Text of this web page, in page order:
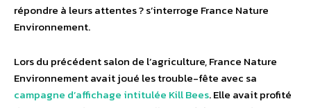
répondre à leurs attentes ? s’interroge France Nature
Environnement.
Lors du précédent salon de l’agriculture, France Nature
Environnement avait joué les trouble-fête avec sa
campagne d’affichage intitulée Kill Bees. Elle avait profité